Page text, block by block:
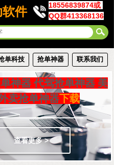
件
18556839874或
QQ群413368136
单科技 抢单神器 联系我们
神器 代驾抢单神器 美
卖抢单神器下载
查看更多 >